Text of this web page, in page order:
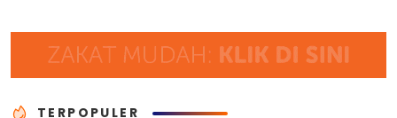
TERPOPULER